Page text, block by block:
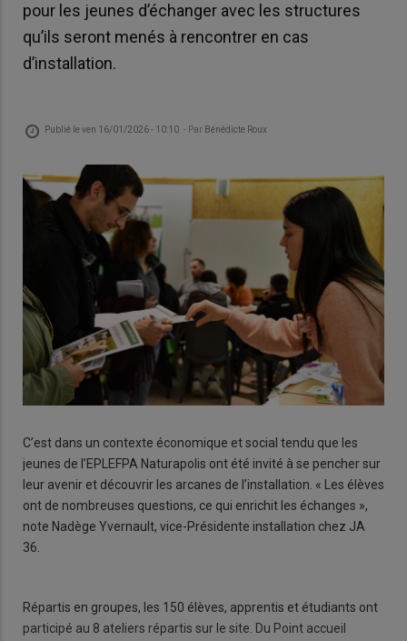
pour les jeunes d’échanger avec les structures
qu’ils seront menés à rencontrer en cas
d’installation.
Publié leven 16/01/2026 - 10:10 - Par Bénédicte Roux
C’est dans un contexte économique et social tendu que les
jeunes de l’EPLEFPA Naturapolis ont été invité à se pencher sur
leur avenir et découvrir les arcanes de l’installation. « Les élèves
ont de nombreuses questions, ce qui enrichit les échanges »,
note Nadège Yvernault, vice-Présidente installation chez JA
36.
Répartis en groupes, les 150 élèves, apprentis et étudiants ont
participé au 8 ateliers répartis sur le site. Du Point accueil